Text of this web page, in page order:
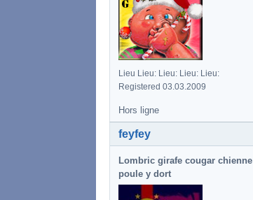
Lieu Lieu: Lieu: Lieu: Lieu:
Registered 03.03.2009
Hors ligne
feyfey
Lombric girafe cougar chienne
poule y dort